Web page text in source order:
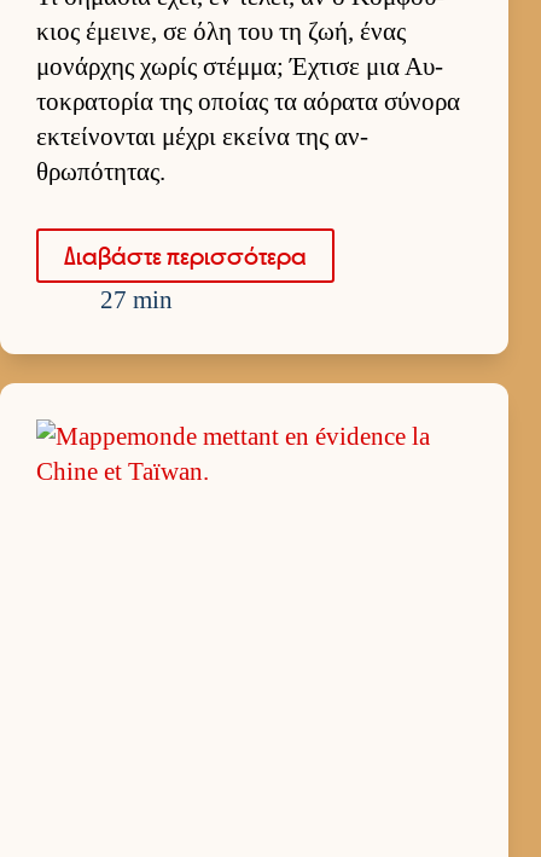
κιος έμει­νε, σε όλη του τη ζωή, ένας
μονάρ­χης χωρίς στέμ­μα; Έχτισε μια Αυ­
τοκρατορία της οποίας τα αόρατα σύνορα
εκτεί­νονται μέχρι εκείνα της αν­
θρωπότητας.
Δια­βάστε περισ­σότερα
27 min